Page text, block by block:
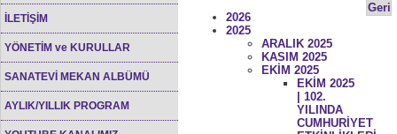
İLETİŞİM
YÖNETİM ve KURULLAR
SANATEVİ MEKAN ALBÜMÜ
AYLIK/YILLIK PROGRAM
Geri
2026
2025
ARALIK 2025
KASIM 2025
EKİM 2025
EKİM 2025
| 102.
YILINDA
CUMHURİYET